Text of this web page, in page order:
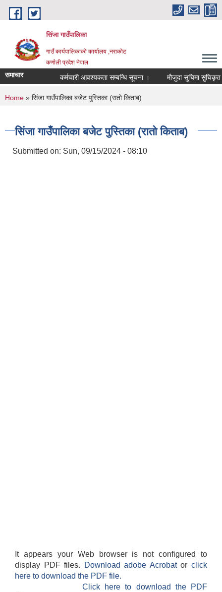
Skip to main content
सिंजा गाउँपालिका
गाउँ कार्यपालिकाको कार्यालय ,नराकोट
कर्णाली प्रदेश नेपाल
समाचार कर्मचारी आवश्यकता सम्बन्धि सूचना । मौजुदा सुचिमा सुचिकृत हुने
You are here
Home » सिंजा गाउँपालिका बजेट पुस्तिका (रातो किताब)
सिंजा गाउँपालिका बजेट पुस्तिका (रातो किताब)
Submitted on: Sun, 09/15/2024 - 08:10
It appears your Web browser is not configured to
display PDF files.
Download adobe Acrobatorclick
here to download the PDF file.
Click here to download the PDF